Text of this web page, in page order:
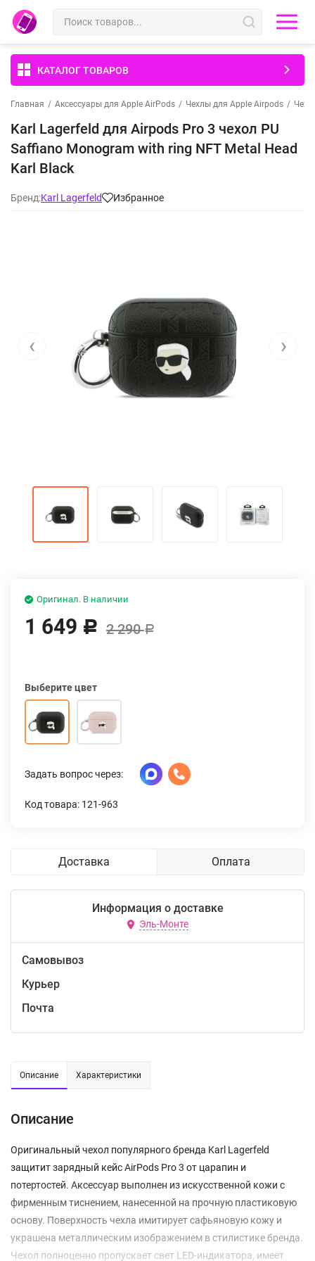
КАТАЛОГ ТОВАРОВ
Главная / Аксессуары для Apple AirPods / Чехлы для Apple Airpods /
Karl Lagerfeld для Airpods Pro 3 чехол PU
Saffiano Monogram with ring NFT Metal Head
Karl Black
Бренд:Karl Lagerfeld Избранное
‹ ›
Оригинал. В наличии
1 649 Р 2 290Р
Выберите цвет
Задать вопрос через:
Код товара: 121-963
Доставка Оплата
Информация о доставке
Эль-Монте
Самовывоз
Курьер
Почта
Описание Характеристики
Описание
Оригинальный чехол популярного бренда Karl Lagerfeld
защитит зарядный кейс AirPods Pro 3 от царапин и
потертостей. Аксессуар выполнен из искусственной кожи с
фирменным тиснением, нанесенной на прочную пластиковую
основу. Поверхность чехла имитирует сафьяновую кожу и
украшена металлическим изображением в стилистике бренда.
Чехол полноценно пропускает свет LED-индикатора, имеет